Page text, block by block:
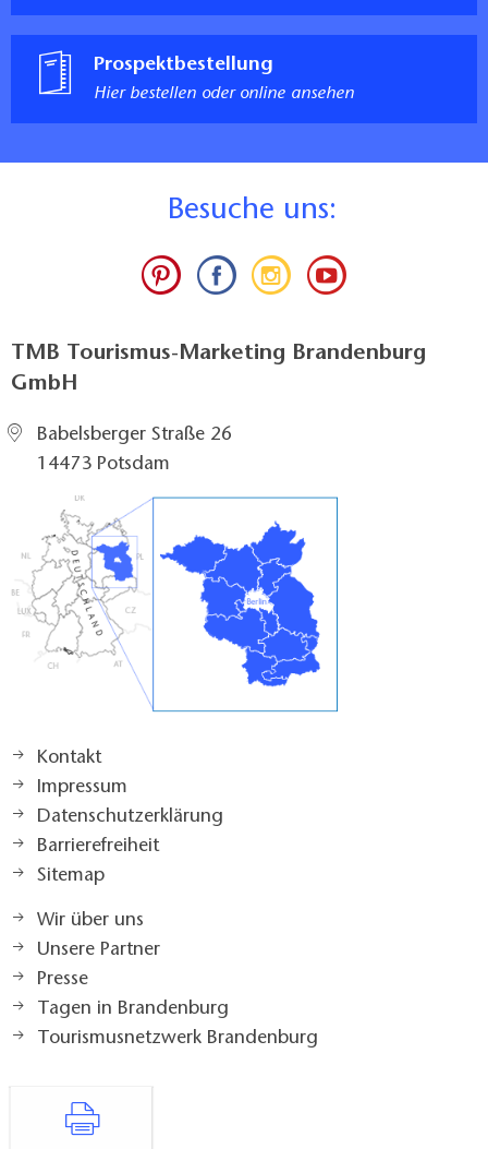
Prospektbestellung
Hier bestellen oder online ansehen
Besuche uns:
TMB Tourismus-Marketing Brandenburg
GmbH
Babelsberger Straße 26
14473 Potsdam
Kontakt
Impressum
Datenschutzerklärung
Barrierefreiheit
Sitemap
Wir über uns
Unsere Partner
Presse
Tagen in Brandenburg
Tourismusnetzwerk Brandenburg